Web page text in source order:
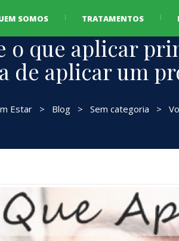
SOMOS TRATAMENTOS
o que aplicar
de aplicar um
Estar > Blog > Sem categoria >